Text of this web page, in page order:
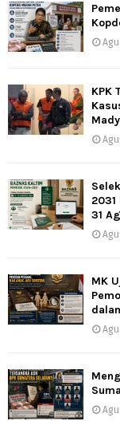
KPK
31
MK